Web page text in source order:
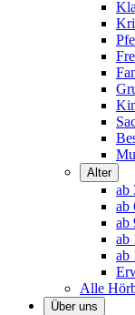
Alter
ab
ab
ab
ab
ab
Alle
Über uns